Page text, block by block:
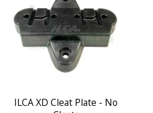
ILCA XD Cleat Plate - No